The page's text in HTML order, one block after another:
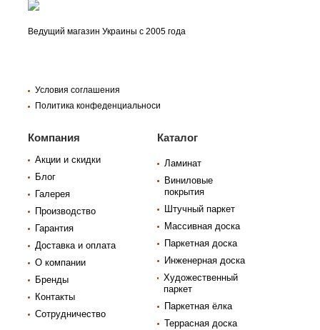
Ведущий магазин Украины с 2005 года
Условия соглашения
Политика конфеденциальноси
Компания
Акции и скидки
Блог
Галерея
Производство
Гарантия
Доставка и оплата
О компании
Бренды
Контакты
Сотрудничество
Каталог
Ламинат
Виниловые
покрытия
Штучный паркет
Массивная доска
Паркетная доска
Инженерная доска
Художественный
паркет
Паркетная ёлка
Террасная доска